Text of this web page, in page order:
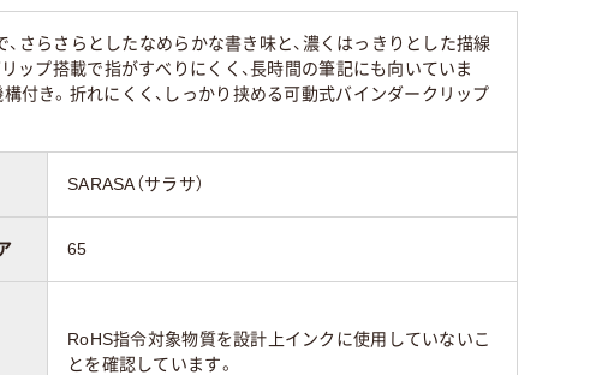
ラック・
ー）
ブラック系、ブルー
さらさらとしたなめらかな書き味と、濃くはっきりとした描線
ップ搭載で指がすべりにくく、長時間の筆記にも向いていま
付き。折れにくく、しっかり挟める可動式バインダークリップ
SARASA（サラサ）
65
RoHS指令対象物質を設計上インクに使用していないこ
とを確認しています。